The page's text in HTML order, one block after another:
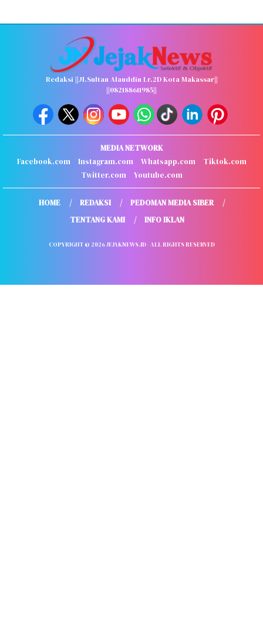
Redaksi ||Jl.Sultan Alauddin Lr.2D Kota Makassar||
||082188611985||
MEDIA NETWORK
Facebook.com
Instagram.com Whatsapp.com
Tiktok.com
Twitter.com
Youtube.com
HOME REDAKSI
PEDOMAN MEDIA SIBER
TENTANG KAMI
INFO IKLAN
COPYRIGHT © 2026 JEJAKNEWS.ID - ALL RIGHTS RESERVED